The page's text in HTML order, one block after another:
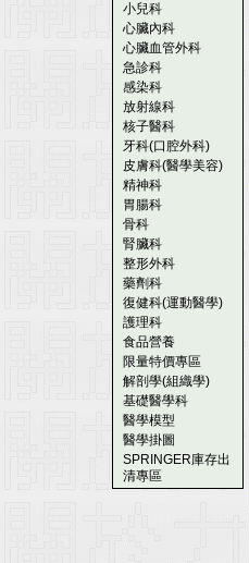
小兒科
心臟內科
心臟血管外科
急診科
感染科
放射線科
核子醫科
牙科(口腔外科)
皮膚科(醫學美容)
精神科
胃腸科
骨科
腎臟科
整形外科
藥劑科
復健科(運動醫學)
護理科
食品營養
限量特價專區
解剖學(組織學)
基礎醫學科
醫學模型
醫學掛圖
SPRINGER庫存出
清專區